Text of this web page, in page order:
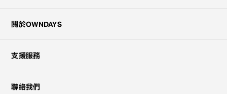
關於OWNDAYS
支援服務
聯絡我們